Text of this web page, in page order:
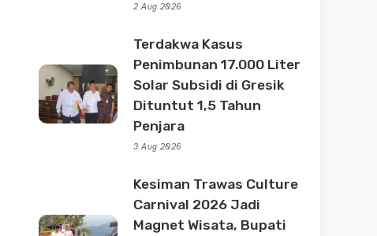
2 Aug 2026
Terdakwa Kasus
Penimbunan 17.000 Liter
Solar Subsidi di Gresik
Dituntut 1,5 Tahun
Penjara
3 Aug 2026
Kesiman Trawas Culture
Carnival 2026 Jadi
Magnet Wisata, Bupati